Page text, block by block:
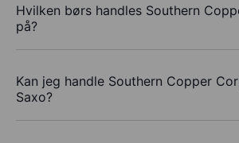
Hvilken børs handles Southern
på?
Kan jeg handle Southern Copper
Saxo?